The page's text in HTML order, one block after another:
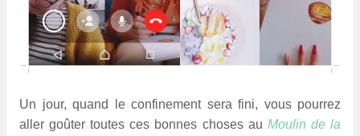
Un jour, quand le confinement sera fini, vous pourrez
aller goûter toutes ces bonnes choses au Moulin de la